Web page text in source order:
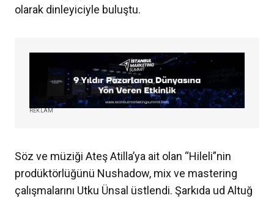
olarak dinleyiciyle buluştu.
REKLAM
Söz ve müziği Ateş Atilla’ya ait olan “Hileli”nin
prodüktörlüğünü Nushadow, mix ve mastering
çalışmalarını Utku Ünsal üstlendi. Şarkıda ud Altuğ